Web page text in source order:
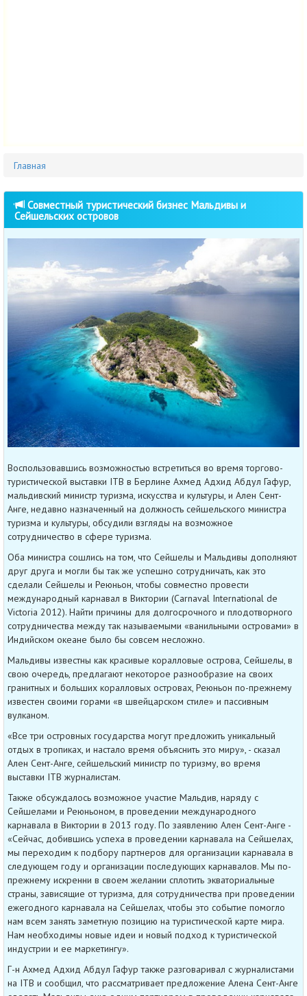
Главная
Совместный туристический бизнес Мальдивы и
Сейшельских островов
Воспользовавшись возможностью встретиться во время торгово-
туристической выставки ITB в Берлине Ахмед Адхид Абдул Гафур,
мальдивский министр туризма, искусства и культуры, и Ален Сент-
Анге, недавно назначенный на должность сейшельского министра
туризма и культуры, обсудили взгляды на возможное
сотрудничество в сфере туризма.
Оба министра сошлись на том, что Сейшелы и Мальдивы дополняют
друг друга и могли бы так же успешно сотрудничать, как это
сделали Сейшелы и Реюньон, чтобы совместно провести
международный карнавал в Виктории (Carnaval International de
Victoria 2012). Найти причины для долгосрочного и плодотворного
сотрудничества между так называемыми «ванильными островами» в
Индийском океане было бы совсем несложно.
Мальдивы известны как красивые коралловые острова, Сейшелы, в
свою очередь, предлагают некоторое разнообразие на своих
гранитных и больших коралловых островах, Реюньон по-прежнему
известен своими горами «в швейцарском стиле» и пассивным
вулканом.
«Все три островных государства могут предложить уникальный
отдых в тропиках, и настало время объяснить это миру», - сказал
Ален Сент-Анге, сейшельский министр по туризму, во время
выставки ITB журналистам.
Также обсуждалось возможное участие Мальдив, наряду с
Сейшелами и Реюньоном, в проведении международного
карнавала в Виктории в 2013 году. По заявлению Ален Сент-Анге -
«Сейчас, добившись успеха в проведении карнавала на Сейшелах,
мы переходим к подбору партнеров для организации карнавала в
следующем году и организации последующих карнавалов. Мы по-
прежнему искренни в своем желании сплотить экваториальные
страны, зависящие от туризма, для сотрудничества при проведении
ежегодного карнавала на Сейшелах, чтобы это событие помогло
нам всем занять заметную позицию на туристической карте мира.
Нам необходимы новые идеи и новый подход к туристической
индустрии и ее маркетингу».
Г-н Ахмед Адхид Абдул Гафур также разговаривал с журналистами
на ITB и сообщил, что рассматривает предложение Алена Сент-Анге